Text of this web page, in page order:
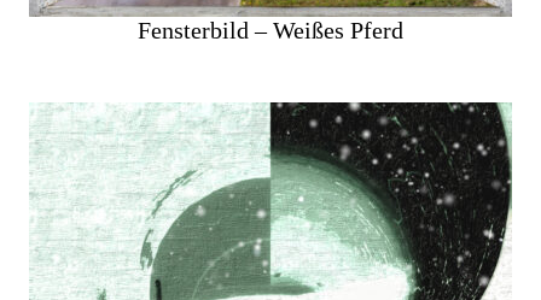
Fensterbild – Weißes Pferd